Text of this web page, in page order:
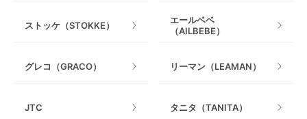
ストッケ（STOKKE）
エールベベ
（AILBEBE）
グレコ（GRACO） リーマン（LEAMAN）
JTC タニタ（TANITA）